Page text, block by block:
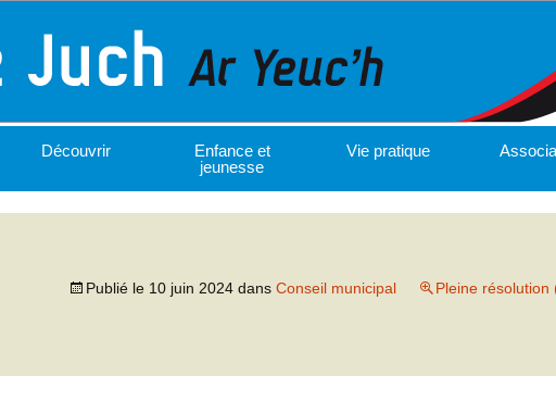
Découvrir
Enfance et
jeunesse
Vie pratique
Publié le 10 juin 2024 dans Conseil municipal Pleine résolution